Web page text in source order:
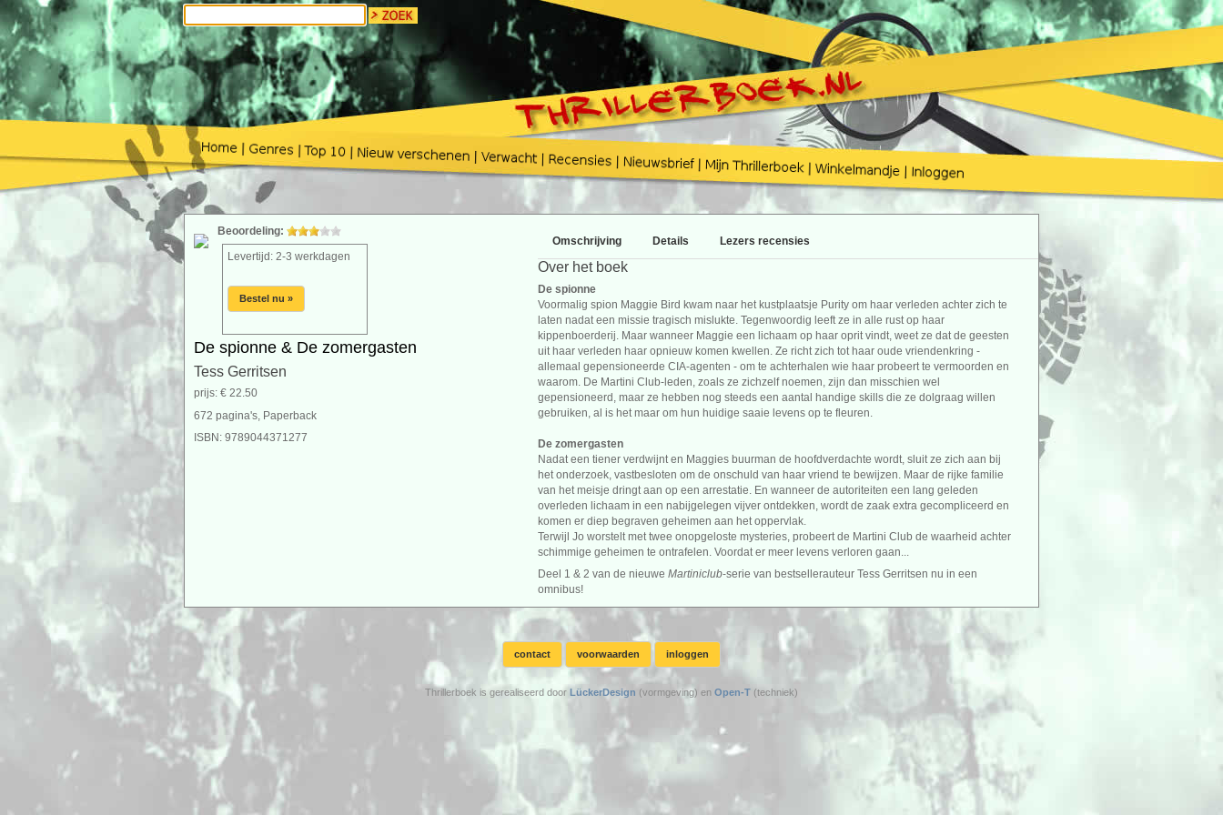
Beoordeling:
Levertijd: 2-3 werkdagen
Bestel nu »
De spionne & De zomergasten
Tess Gerritsen
prijs: € 22.50
672 pagina's, Paperback
ISBN: 9789044371277
Omschrijving Details Lezers recensies
Over het boek
De spionne
Voormalig spion Maggie Bird kwam naar het kustplaatsje Purity om haar verleden achter zich te
laten nadat een missie tragisch mislukte. Tegenwoordig leeft ze in alle rust op haar
kippenboerderij. Maar wanneer Maggie een lichaam op haar oprit vindt, weet ze dat de geesten
uit haar verleden haar opnieuw komen kwellen. Ze richt zich tot haar oude vriendenkring -
allemaal gepensioneerde CIA-agenten - om te achterhalen wie haar probeert te vermoorden en
waarom. De Martini Club-leden, zoals ze zichzelf noemen, zijn dan misschien wel
gepensioneerd, maar ze hebben nog steeds een aantal handige skills die ze dolgraag willen
gebruiken, al is het maar om hun huidige saaie levens op te fleuren.
De zomergasten
Nadat een tiener verdwijnt en Maggies buurman de hoofdverdachte wordt, sluit ze zich aan bij
het onderzoek, vastbesloten om de onschuld van haar vriend te bewijzen. Maar de rijke familie
van het meisje dringt aan op een arrestatie. En wanneer de autoriteiten een lang geleden
overleden lichaam in een nabijgelegen vijver ontdekken, wordt de zaak extra gecompliceerd en
komen er diep begraven geheimen aan het oppervlak.
Terwijl Jo worstelt met twee onopgeloste mysteries, probeert de Martini Club de waarheid achter
schimmige geheimen te ontrafelen. Voordat er meer levens verloren gaan...
Deel 1 & 2 van de nieuwe Martiniclub-serie van bestsellerauteur Tess Gerritsen nu in een
omnibus!
contact voorwaarden inloggen
Thrillerboek is gerealiseerd door LückerDesign (vormgeving) en Open-T (techniek)